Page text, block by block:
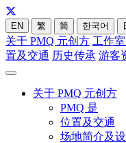
EN 繁 简 한국어
关于 PMQ 元创方 工作
置及交通 历史传承 游客
关于 PMQ 元创方
PMQ 是
位置及交通
场地简介及